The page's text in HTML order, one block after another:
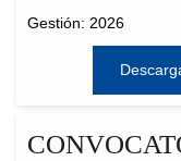
Gestión: 2026